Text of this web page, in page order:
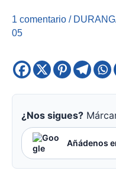
1 comentario /
05
¿Nos sigues?
Añádenos